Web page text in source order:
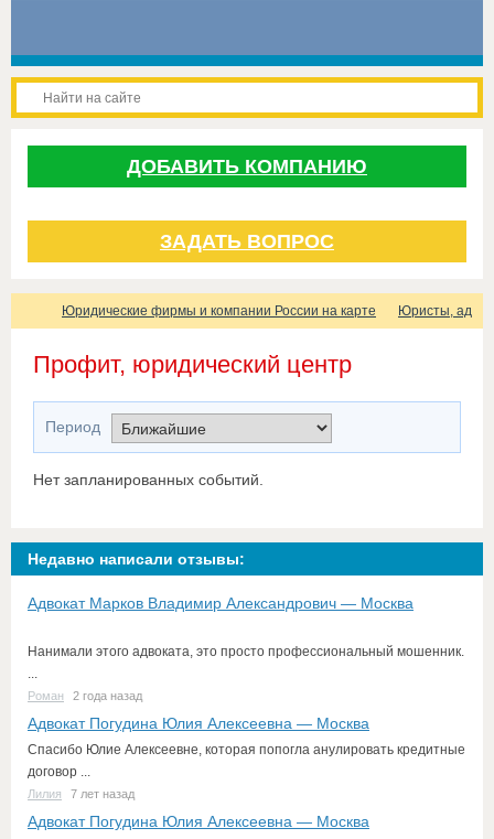
ДОБАВИТЬ КОМПАНИЮ
ЗАДАТЬ ВОПРОС
Юридические фирмы и компании России на карте Юристы,
Профит, юридический центр
Период
Нет запланированных событий.
Недавно написали отзывы:
Адвокат Марков Владимир Александрович — Москва
Нанимали этого адвоката, это просто профессиональный мошенник.
...
Роман 2 года назад
Адвокат Погудина Юлия Алексеевна — Москва
Спасибо Юлие Алексеевне, которая попогла анулировать кредитные
договор ...
Лилия 7 лет назад
Адвокат Погудина Юлия Алексеевна — Москва